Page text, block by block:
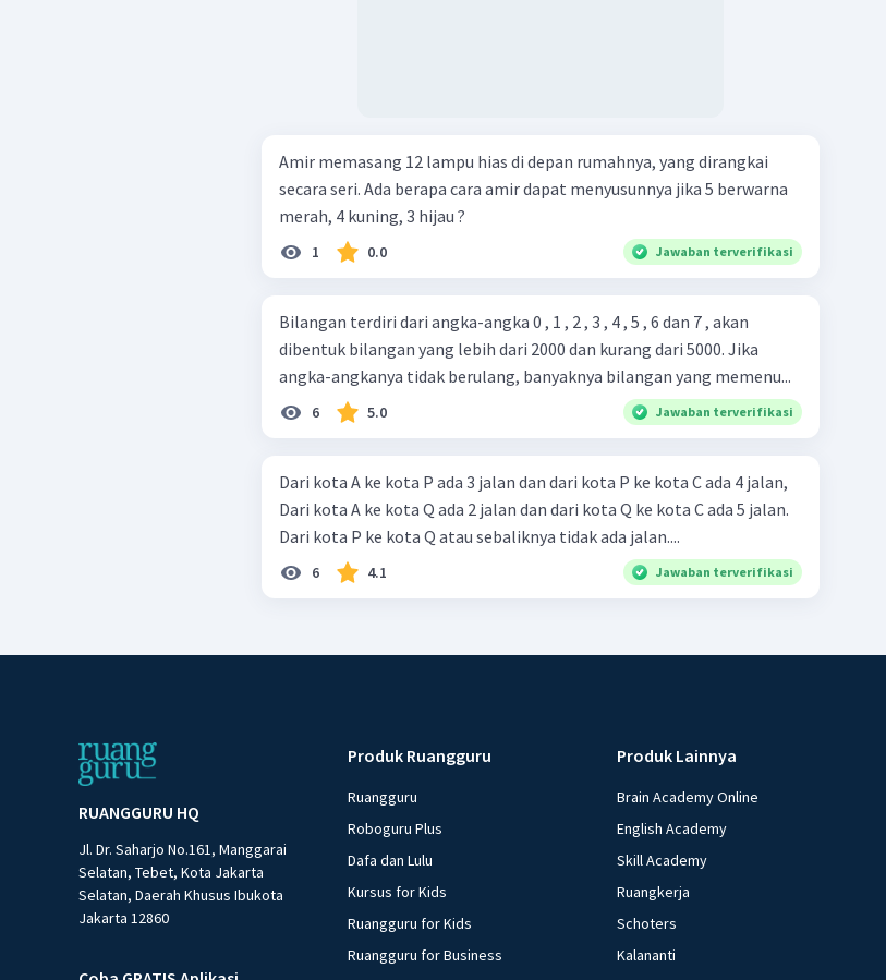
Amir memasang 12 lampu hias di depan rumahnya, yang dirangkai
secara seri. Ada berapa cara amir dapat menyusunnya jika 5 berwarna
merah, 4 kuning, 3 hijau ?
1 0.0 Jawaban terverifikasi
Bilangan terdiri dari angka-angka 0 , 1 , 2 , 3 , 4 , 5 , 6 dan 7 , akan
dibentuk bilangan yang lebih dari 2000 dan kurang dari 5000. Jika
angka-angkanya tidak berulang, banyaknya bilangan yang memenu...
6 5.0 Jawaban terverifikasi
Dari kota A ke kota P ada 3 jalan dan dari kota P ke kota C ada 4 jalan,
Dari kota A ke kota Q ada 2 jalan dan dari kota Q ke kota C ada 5 jalan.
Dari kota P ke kota Q atau sebaliknya tidak ada jalan....
6 4.1 Jawaban terverifikasi
RUANGGURU HQ
Jl. Dr. Saharjo No.161, Manggarai
Selatan, Tebet, Kota Jakarta
Selatan, Daerah Khusus Ibukota
Jakarta 12860
Produk Ruangguru
Ruangguru
Roboguru Plus
Dafa dan Lulu
Kursus for Kids
Ruangguru for Kids
Ruangguru for Business
Produk Lainnya
Brain Academy Online
English Academy
Skill Academy
Ruangkerja
Schoters
Kalananti